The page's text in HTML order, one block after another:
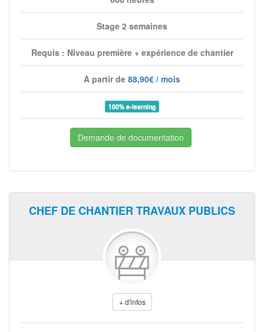
Stage 2 semaines
Requis : Niveau première + expérience de chantier
A partir de 88,90€ / mois
100% e-learning
Demande de documentation
CHEF DE CHANTIER TRAVAUX PUBLICS
+ d'infos